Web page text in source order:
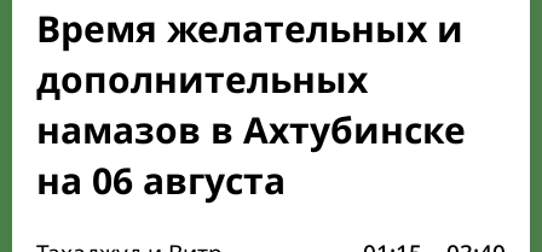
Время желательных и
дополнительных
намазов в Ахтубинске
на 06 августа